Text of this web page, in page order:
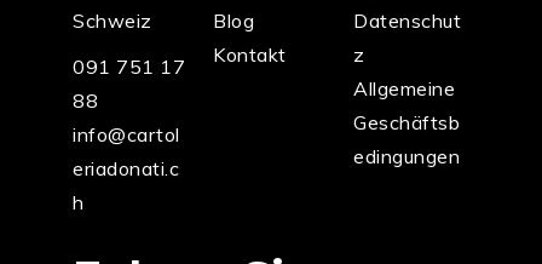
Schweiz
091 751 17
88
info@cartol
eriadonati.c
h
Blog
Kontakt
Datenschut
z
Allgemeine
Geschäftsb
edingungen